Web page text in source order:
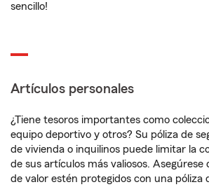
sencillo!
Artículos personales
¿Tiene tesoros importantes como
equipo deportivo y otros? Su póliza de
de vivienda o inquilinos puede limitar la
de sus artículos más valiosos. Asegúrese
de valor estén protegidos con una póliza